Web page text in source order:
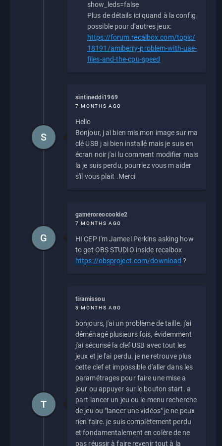
show_leds=false
Plus de détails ici quand à la config
possible pour d'autres jeux:
https://forum.recalbox.com/topic/
18191/amiberry-problem-with-uae-
files-and-the-cpu-speed
sintineddi1969
7 MONTHS AGO
Hello
Bonjour, j ai bien mis mon image sur ma
clé USB j ai bien installé mais je suis en
écran noir j'ai lu comment modifier mais
la je suis perdu, pourriez vous m aider
s'il vous plait .Merci
S
gameroreocookie2
7 MONTHS AGO
HI CEP I'm Jameel Perkins asking how
to get OBS STUDIO inside recalbox
https://obsproject.com/download ?
G
tiramissou
3 MONTHS AGO
bonjours, j'ai un problème de taille. j'ai
déménagé plusieurs fois, évidemment
j'ai sécurisé la clef USB avec tout les
jeux et je l'ai perdu. je ne retrouve plus
cette clef et impossible d'aller dans les
paramétrages pour faire une mise a
jour ou appuyer sur le bouton start. a
part lancer un jeu ou le menu recherche
de jeu ou "lancer une vidéos" je ne peux
rien faire. je suis complètement perdu
et fondamentalement en colère de ne
pas réussir à faire revenir tout à la
T